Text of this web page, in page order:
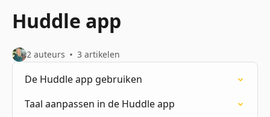
Huddle app
2 auteurs 3 artikelen
De Huddle app gebruiken
Taal aanpassen in de Huddle app